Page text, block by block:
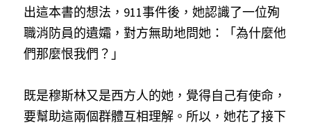
出這本書的想法，911事件後，她認識了一位殉
職消防員的遺孀，對方無助地問她：「為什麼他
們那麼恨我們？」
既是穆斯林又是西方人的她，覺得自己有使命，
要幫助這兩個群體互相理解。所以，她花了接下